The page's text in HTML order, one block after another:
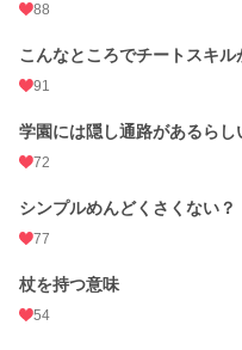
88
こんなところでチートスキル
91
学園には隠し通路があるらし
72
シンプルめんどくさくない？
77
杖を持つ意味
54